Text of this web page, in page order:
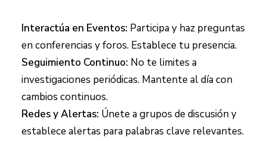
Interactúa en Eventos: Participa y haz preguntas
en conferencias y foros. Establece tu presencia.
Seguimiento Continuo: No te limites a
investigaciones periódicas. Mantente al día con
cambios continuos.
Redes y Alertas: Únete a grupos de discusión y
establece alertas para palabras clave relevantes.